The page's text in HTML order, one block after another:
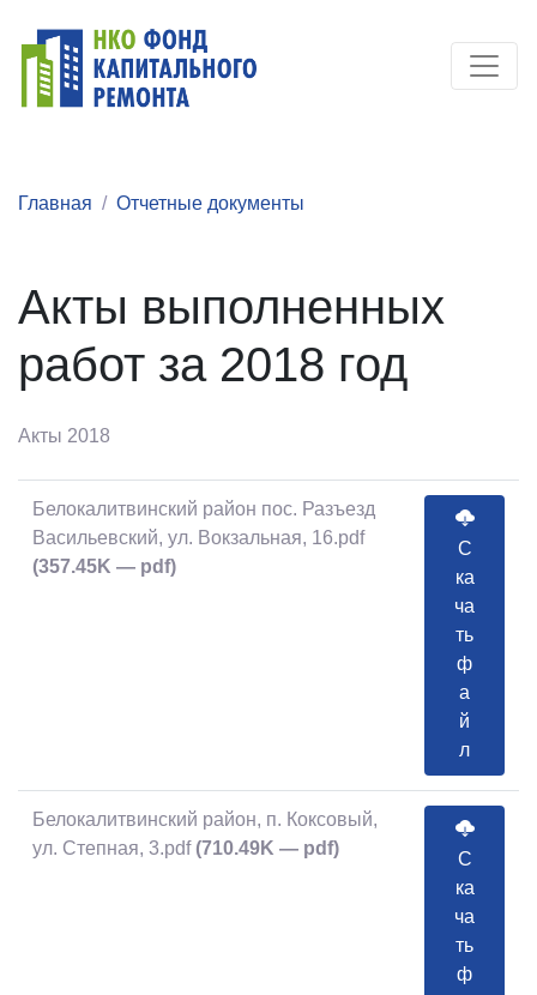
Главная Отчетные документы
Акты выполненных
работ за 2018 год
Акты 2018
Белокалитвинский район пос. Разъезд
Васильевский, ул. Вокзальная, 16.pdf
(357.45K — pdf)
С
ка
ча
ть
ф
а
й
л
Белокалитвинский район, п. Коксовый,
ул. Степная, 3.pdf (710.49K — pdf)
С
ка
ча
ть
ф